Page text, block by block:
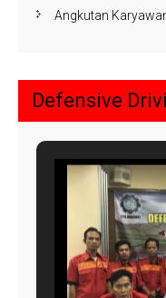
Angkutan
Defensive